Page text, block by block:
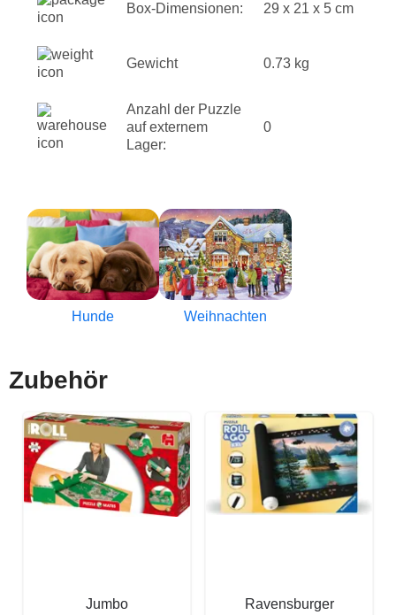
Box-Dimensionen: 29 x 21 x 5 cm
Gewicht 0.73 kg
Anzahl der Puzzle
auf externem
Lager:
0
Hunde Weihnachten
Zubehör
Jumbo
Ravensburger